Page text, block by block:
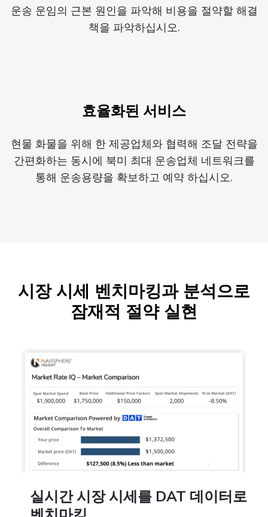
운송 운임의 근본 원인을 파악해 비용을 절약할 해결
책을 파악하십시오.
효율화된 서비스
현물 화물을 위해 한 제공업체와 협력해 조달 전략을
간편화하는 동시에 북미 최대 운송업체 네트워크를
통해 운송용량을 확보하고 예약 하십시오.
시장 시세 벤치마킹과 분석으로
잠재적 절약 실현
실시간 시장 시세를 DAT 데이터로